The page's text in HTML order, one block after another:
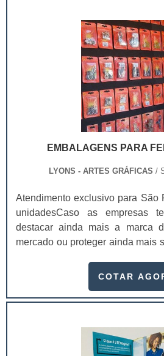
EMBALAGENS PARA
LYONS - ARTES GRÁFICAS /
Atendimento exclusivo para São
unidadesCaso as empresas
destacar ainda mais a marca
mercado ou proteger ainda mais
algo importante para manter um
atuar como uma propaganda
as vendas. Serviço com ótima
COTAR